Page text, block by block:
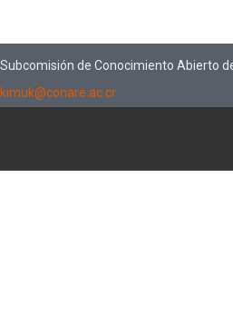
Subcomisión de Conocimiento Abierto
kimuk@conare.ac.cr